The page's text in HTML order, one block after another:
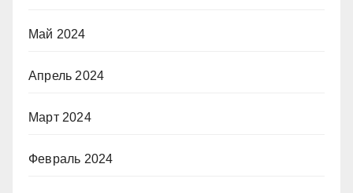
Май 2024
Апрель 2024
Март 2024
Февраль 2024